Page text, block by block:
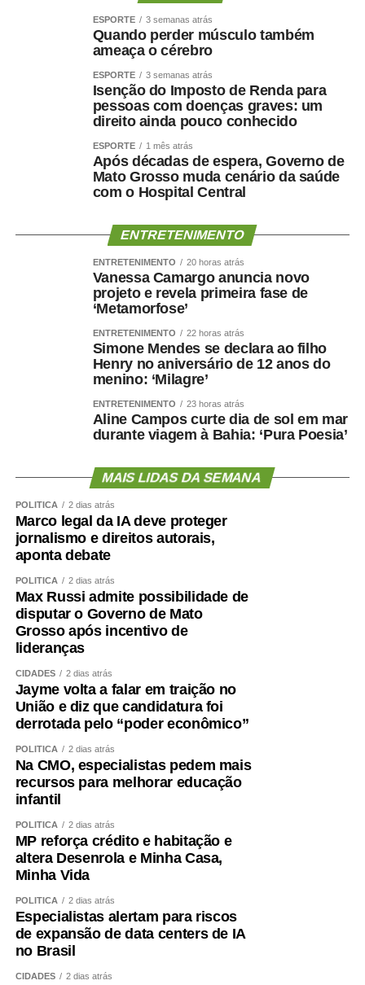
ESPORTE 3 semanas atrás
Quando perder músculo também
ameaça o cérebro
ESPORTE 3 semanas atrás
Isenção do Imposto de Renda para
pessoas com doenças graves: um
direito ainda pouco conhecido
ESPORTE 1 mês atrás
Após décadas de espera, Governo de
Mato Grosso muda cenário da saúde
com o Hospital Central
ENTRETENIMENTO
ENTRETENIMENTO 20 horas atrás
Vanessa Camargo anuncia novo
projeto e revela primeira fase de
‘Metamorfose’
ENTRETENIMENTO 22 horas atrás
Simone Mendes se declara ao filho
Henry no aniversário de 12 anos do
menino: ‘Milagre’
ENTRETENIMENTO 23 horas atrás
Aline Campos curte dia de sol em mar
durante viagem à Bahia: ‘Pura Poesia’
MAIS LIDAS DA SEMANA
POLÍTICA 2 dias atrás
Marco legal da IA deve proteger
jornalismo e direitos autorais,
aponta debate
POLÍTICA 2 dias atrás
Max Russi admite possibilidade de
disputar o Governo de Mato
Grosso após incentivo de
lideranças
CIDADES 2 dias atrás
Jayme volta a falar em traição no
União e diz que candidatura foi
derrotada pelo “poder econômico”
POLÍTICA 2 dias atrás
Na CMO, especialistas pedem mais
recursos para melhorar educação
infantil
POLÍTICA 2 dias atrás
MP reforça crédito e habitação e
altera Desenrola e Minha Casa,
Minha Vida
POLÍTICA 2 dias atrás
Especialistas alertam para riscos
de expansão de data centers de IA
no Brasil
CIDADES 2 dias atrás